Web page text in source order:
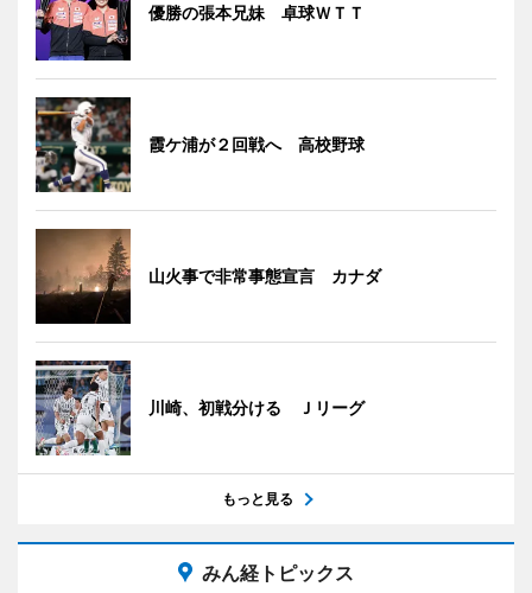
優勝の張本兄妹 卓球ＷＴＴ
霞ケ浦が２回戦へ 高校野球
山火事で非常事態宣言 カナダ
川崎、初戦分ける Ｊリーグ
もっと見る
みん経トピックス